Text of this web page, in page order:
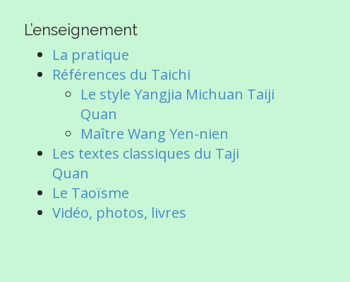
L’enseignement
La pratique
Références du Taichi
Le style Yangjia Michuan Taiji
Quan
Maître Wang Yen-nien
Les textes classiques du Taji
Quan
Le Taoïsme
Vidéo, photos, livres